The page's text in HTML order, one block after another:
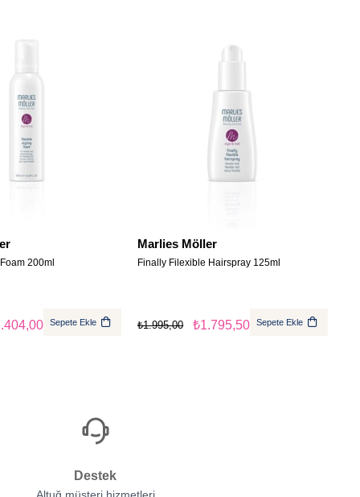
200ml
Sepete Ekle
Marlies Möller
Finally Filexible Hairspray 125ml
₺1.795,50
₺1.995,00 Sepete Ekle
Destek
Altuğ müşteri hizmetleri